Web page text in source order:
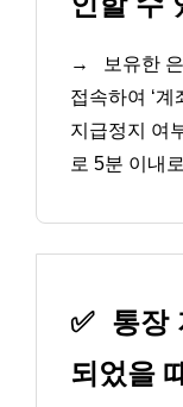
→
보유한
접속하여 ‘계
지급정지 여
로 5분 이내
✅ 통장
되었을